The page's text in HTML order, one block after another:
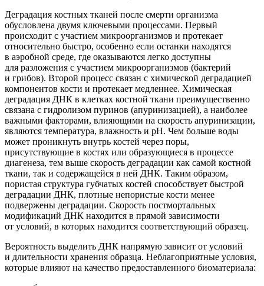
Деградация костных тканей после смерти организма
обусловлена двумя ключевыми процессами. Первый
происходит с участием микроорганизмов и протекает
относительно быстро, особенно если останки находятся
в аэробной среде, где оказываются легко доступны
для разложения с участием микроорганизмов (бактерий
и грибов). Второй процесс связан с химической деградацией
компонентов кости и протекает медленнее. Химическая
деградация ДНК в клетках костной ткани преимущественно
связана с гидролизом пуринов (апуринизацией), а наиболее
важными факторами, влияющими на скорость апуринизации,
являются температура, влажность и рН. Чем больше воды
может проникнуть внутрь костей через поры,
присутствующие в костях или образующиеся в процессе
диагенеза, тем выше скорость деградации как самой костной
ткани, так и содержащейся в ней ДНК. Таким образом,
пористая структура губчатых костей способствует быстрой
деградации ДНК, плотные непористые кости менее
подвержены деградации. Скорость постмортальных
модификаций ДНК находится в прямой зависимости
от условий, в которых находится соответствующий образец.
Вероятность выделить ДНК напрямую зависит от условий
и длительности хранения образца. Неблагоприятные условия,
которые влияют на качество предоставленного биоматериала: